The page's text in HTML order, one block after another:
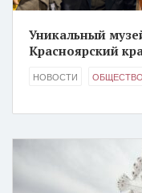
Уникальный
Красноярский
НОВОСТИ ОБЩЕСТВО